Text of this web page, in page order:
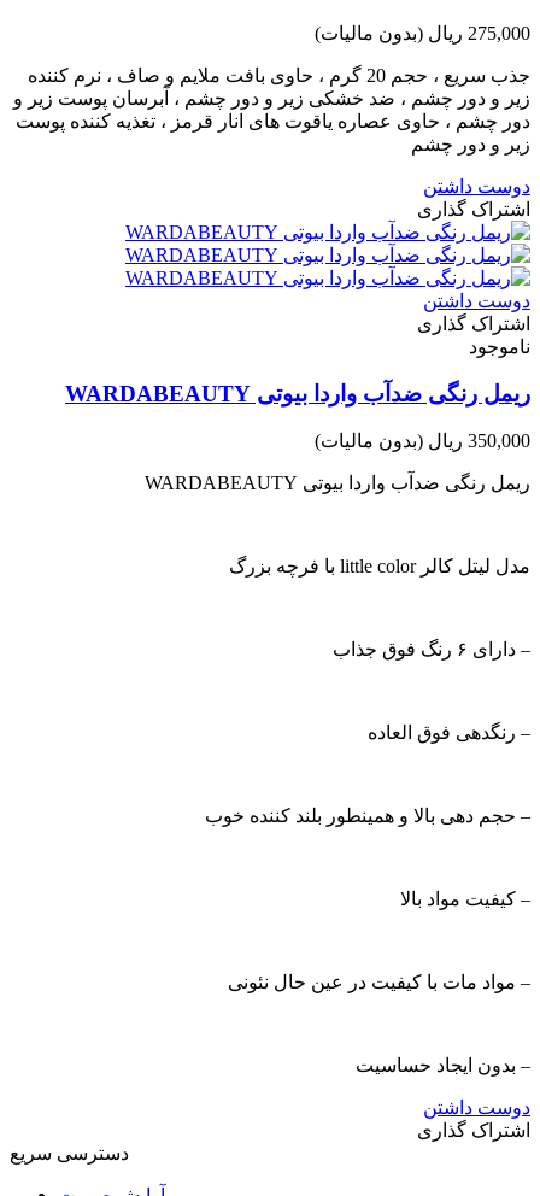
275,000 ریال (بدون مالیات)
جذب سریع ، حجم 20 گرم ، حاوی بافت ملایم و صاف ، نرم کننده
زیر و دور چشم ، ضد خشکی زیر و دور چشم ، آبرسان پوست زیر و
دور چشم ، حاوی عصاره یاقوت های انار قرمز ، تغذیه کننده پوست
زیر و دور چشم
دوست داشتن
اشتراک گذاری
دوست داشتن
اشتراک گذاری
ناموجود
ریمل رنگی ضدآب واردا بیوتی WARDABEAUTY
350,000 ریال (بدون مالیات)
ریمل رنگی ضدآب واردا بیوتی WARDABEAUTY
مدل لیتل کالر little color با فرچه بزرگ
– دارای ۶ رنگ فوق جذاب
– رنگدهی فوق العاده
– حجم دهی بالا و همینطور بلند کننده خوب
– کیفیت مواد بالا
– مواد مات با کیفیت در عین حال نئونی
– بدون ایجاد حساسیت
دوست داشتن
اشتراک گذاری
دسترسی سریع